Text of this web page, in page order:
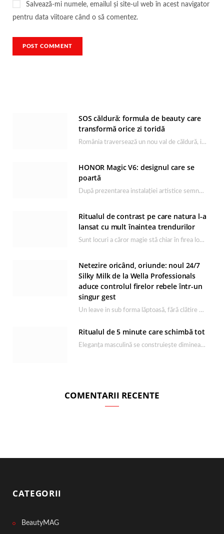
Salvează-mi numele, emailul și site-ul web în acest navigator
pentru data viitoare când o să comentez.
SOS căldură: formula de beauty care
transformă orice zi toridă
România traversează un nou val de căldură, iar rutina de îngrijire capătă un rol esențial…
HONOR Magic V6: designul care se
poartă
După prezentarea instalației artistice semnată de Catrinel Săbăciag în cadrul evenimentului de lansare HONOR Magic…
Ritualul de contrast pe care natura l-a
lansat cu mult înaintea trendurilor
Sunt locuri a căror magie stă chiar în firea lor naturală, iar Lacul Ursu din…
Netezire oricând, oriunde: noul 24/7
Silky Milk de la Wella Professionals
aduce controlul firelor rebele într-un
singur gest
Un leave in sub forma lăptoasă, fără clătire care completează rutina Ultimate Smooth și transformă…
Ritualul de 5 minute care schimbă tot
Eleganța masculină se construiește dimineața, în câteva minute și cu produsele potrivite. O rutină de…
COMENTARII RECENTE
CATEGORII
BeautyMAG